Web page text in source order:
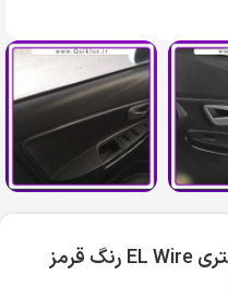
الوایر براق بدون برق 4.5 متری EL Wire رنگ قرمز